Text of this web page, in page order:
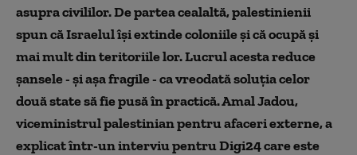
asupra civililor. De partea cealaltă, palestinienii
spun că Israelul își extinde coloniile și că ocupă și
mai mult din teritoriile lor. Lucrul acesta reduce
șansele - și așa fragile - ca vreodată soluția celor
două state să fie pusă în practică. Amal Jadou,
viceministrul palestinian pentru afaceri externe, a
explicat într-un interviu pentru Digi24 care este